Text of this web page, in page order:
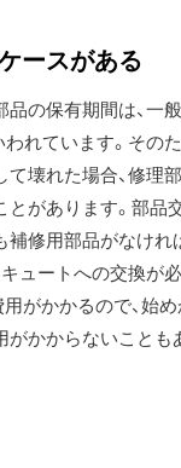
ースがある
の保有期間は、一
れています。その
壊れた場合、修理
とがあります。部品
補修用部品がなけれ
ュートへの交換が
がかかるので、始
かからないことも